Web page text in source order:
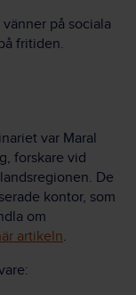
på sociala
fritiden.
var Maral
forskare vid
De
kontor, som
om
artikeln.